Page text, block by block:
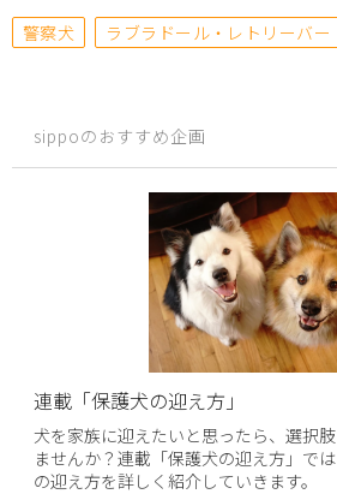
警察犬
ラブラドール・レトリーバー
sippoのおすすめ企画
連載「保護犬の迎え方」
犬を家族に迎えたいと思ったら、選択
ませんか？連載「保護犬の迎え方」で
の迎え方を詳しく紹介していきます。